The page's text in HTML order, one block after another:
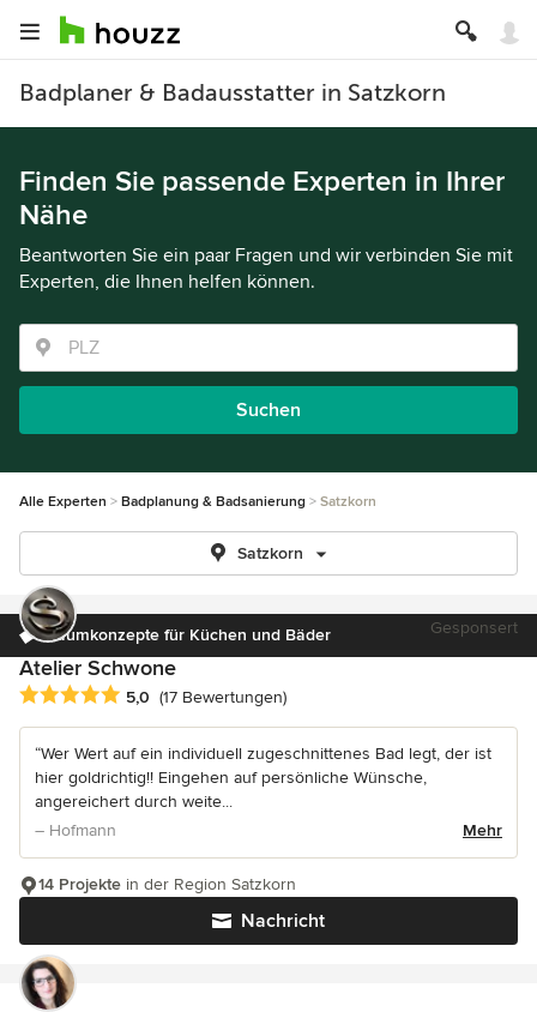
Badplaner & Badausstatter in Satzkorn
Finden Sie passende Experten in Ihrer
Nähe
Beantworten Sie ein paar Fragen und wir verbinden Sie mit
Experten, die Ihnen helfen können.
Suchen
Alle Experten Badplanung & Badsanierung Satzkorn
Satzkorn
Raumkonzepte für Küchen und Bäder Gesponsert
Atelier Schwone
Durchschnittliche Bewertung: 5 von 5 Sternen
5,0 (17 Bewertungen)
“Wer Wert auf ein individuell zugeschnittenes Bad legt, der ist
hier goldrichtig!! Eingehen auf persönliche Wünsche,
angereichert durch weite...
– Hofmann
Mehr
Nachricht
14 Projekte in der Region Satzkorn